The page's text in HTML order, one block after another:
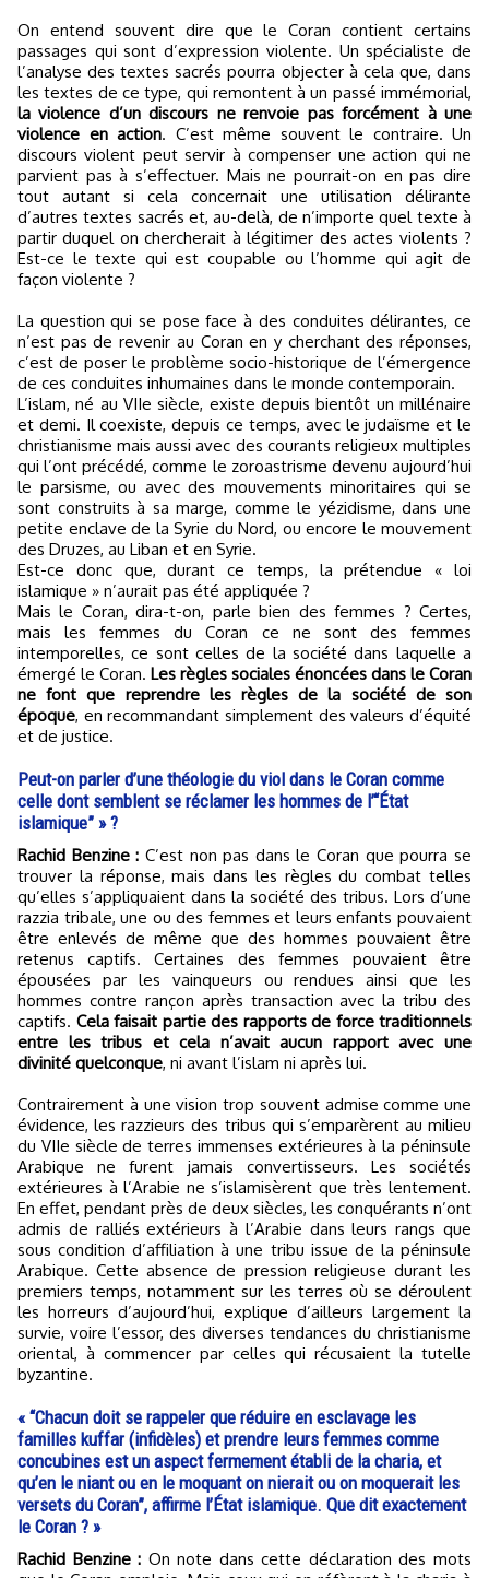
On entend souvent dire que le Coran contient certains
passages qui sont d’expression violente. Un spécialiste de
l’analyse des textes sacrés pourra objecter à cela que, dans
les textes de ce type, qui remontent à un passé immémorial,
la violence d’un discours ne renvoie pas forcément à une
violence en action. C’est même souvent le contraire. Un
discours violent peut servir à compenser une action qui ne
parvient pas à s’effectuer. Mais ne pourrait-on en pas dire
tout autant si cela concernait une utilisation délirante
d’autres textes sacrés et, au-delà, de n’importe quel texte à
partir duquel on chercherait à légitimer des actes violents ?
Est-ce le texte qui est coupable ou l’homme qui agit de
façon violente ?
La question qui se pose face à des conduites délirantes, ce
n’est pas de revenir au Coran en y cherchant des réponses,
c’est de poser le problème socio-historique de l’émergence
de ces conduites inhumaines dans le monde contemporain.
L’islam, né au VIIe siècle, existe depuis bientôt un millénaire
et demi. Il coexiste, depuis ce temps, avec le judaïsme et le
christianisme mais aussi avec des courants religieux multiples
qui l’ont précédé, comme le zoroastrisme devenu aujourd’hui
le parsisme, ou avec des mouvements minoritaires qui se
sont construits à sa marge, comme le yézidisme, dans une
petite enclave de la Syrie du Nord, ou encore le mouvement
des Druzes, au Liban et en Syrie.
Est-ce donc que, durant ce temps, la prétendue « loi
islamique » n’aurait pas été appliquée ?
Mais le Coran, dira-t-on, parle bien des femmes ? Certes,
mais les femmes du Coran ce ne sont des femmes
intemporelles, ce sont celles de la société dans laquelle a
émergé le Coran. Les règles sociales énoncées dans le Coran
ne font que reprendre les règles de la société de son
époque, en recommandant simplement des valeurs d’équité
et de justice.
Peut-on parler d’une théologie du viol dans le Coran comme
celle dont semblent se réclamer les hommes de l’“État
islamique” » ?
Rachid Benzine : C’est non pas dans le Coran que pourra se
trouver la réponse, mais dans les règles du combat telles
qu’elles s’appliquaient dans la société des tribus. Lors d’une
razzia tribale, une ou des femmes et leurs enfants pouvaient
être enlevés de même que des hommes pouvaient être
retenus captifs. Certaines des femmes pouvaient être
épousées par les vainqueurs ou rendues ainsi que les
hommes contre rançon après transaction avec la tribu des
captifs. Cela faisait partie des rapports de force traditionnels
entre les tribus et cela n’avait aucun rapport avec une
divinité quelconque, ni avant l’islam ni après lui.
Contrairement à une vision trop souvent admise comme une
évidence, les razzieurs des tribus qui s’emparèrent au milieu
du VIIe siècle de terres immenses extérieures à la péninsule
Arabique ne furent jamais convertisseurs. Les sociétés
extérieures à l’Arabie ne s’islamisèrent que très lentement.
En effet, pendant près de deux siècles, les conquérants n’ont
admis de ralliés extérieurs à l’Arabie dans leurs rangs que
sous condition d’affiliation à une tribu issue de la péninsule
Arabique. Cette absence de pression religieuse durant les
premiers temps, notamment sur les terres où se déroulent
les horreurs d’aujourd’hui, explique d’ailleurs largement la
survie, voire l’essor, des diverses tendances du christianisme
oriental, à commencer par celles qui récusaient la tutelle
byzantine.
« “Chacun doit se rappeler que réduire en esclavage les
familles kuffar (infidèles) et prendre leurs femmes comme
concubines est un aspect fermement établi de la charia, et
qu’en le niant ou en le moquant on nierait ou on moquerait les
versets du Coran”, affirme l’État islamique. Que dit exactement
le Coran ? »
Rachid Benzine : On note dans cette déclaration des mots